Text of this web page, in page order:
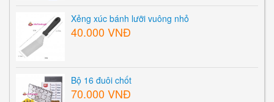
Xẻng xúc bánh lưỡi vuông nhỏ
40.000 VNĐ
Bộ 16 đuôi chốt
70.000 VNĐ